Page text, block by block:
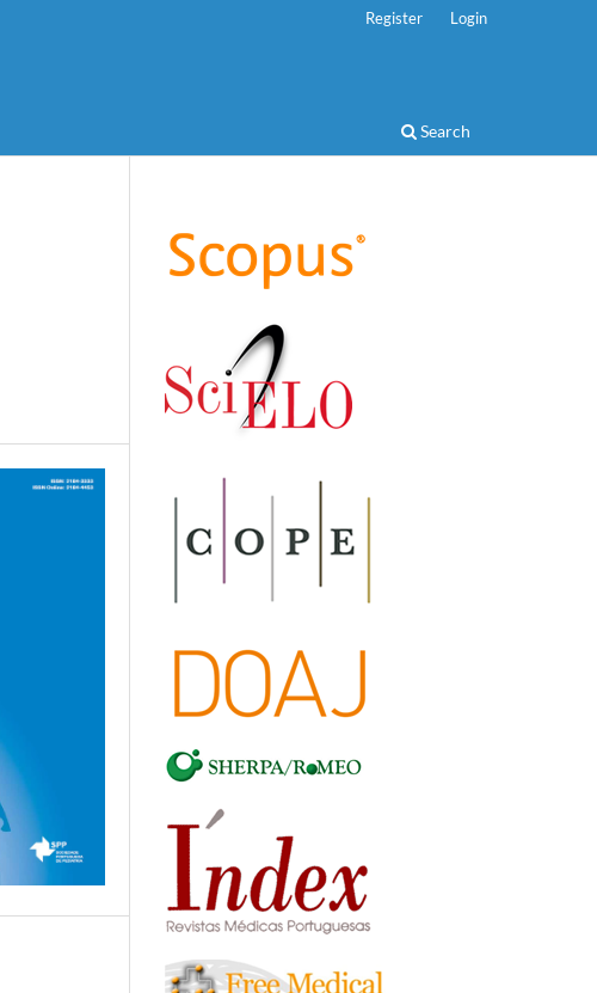
Search
Register Login